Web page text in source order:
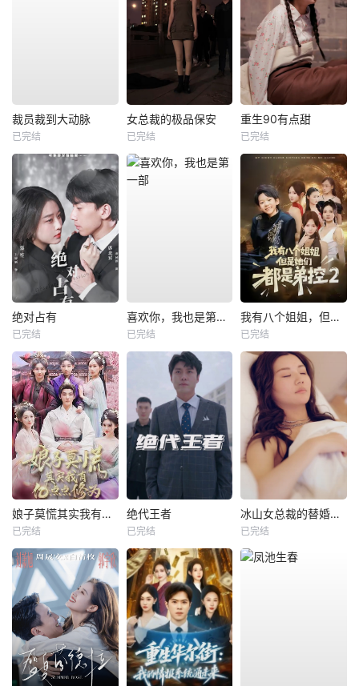
裁员裁到大动脉
已完结
女总裁的极品保安
已完结
重生90有点甜
已完结
绝对占有
已完结
喜欢你，我也是第一部
已完结
我有八个姐姐，但是他们都是弟控2
已完结
娘子莫慌其实我有亿点点修为
已完结
绝代王者
已完结
冰山女总裁的替婚兵王
已完结